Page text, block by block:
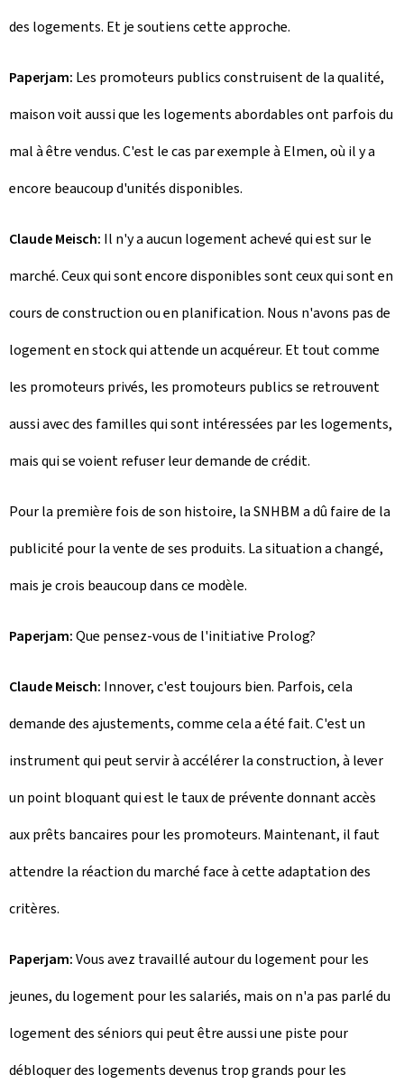
des logements. Et je soutiens cette approche.
Paperjam: Les promoteurs publics construisent de la qualité,
maison voit aussi que les logements abordables ont parfois du
mal à être vendus. C'est le cas par exemple à Elmen, où il y a
encore beaucoup d'unités disponibles.
Claude Meisch: Il n'y a aucun logement achevé qui est sur le
marché. Ceux qui sont encore disponibles sont ceux qui sont en
cours de construction ou en planification. Nous n'avons pas de
logement en stock qui attende un acquéreur. Et tout comme
les promoteurs privés, les promoteurs publics se retrouvent
aussi avec des familles qui sont intéressées par les logements,
mais qui se voient refuser leur demande de crédit.
Pour la première fois de son histoire, la SNHBM a dû faire de la
publicité pour la vente de ses produits. La situation a changé,
mais je crois beaucoup dans ce modèle.
Paperjam:Que pensez-vous de l'initiative Prolog?
Claude Meisch: Innover, c'est toujours bien. Parfois, cela
demande des ajustements, comme cela a été fait. C'est un
instrument qui peut servir à accélérer la construction, à lever
un point bloquant qui est le taux de prévente donnant accès
aux prêts bancaires pour les promoteurs. Maintenant, il faut
attendre la réaction du marché face à cette adaptation des
critères.
Paperjam:Vous avez travaillé autour du logement pour les
jeunes, du logement pour les salariés, mais on n'a pas parlé du
logement des séniors qui peut être aussi une piste pour
débloquer des logements devenus trop grands pour les